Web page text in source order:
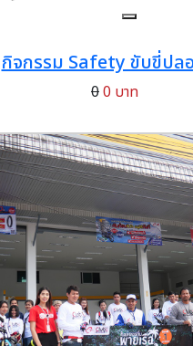
กิจกรรม Safety ขับขี่ปล
00 บาท